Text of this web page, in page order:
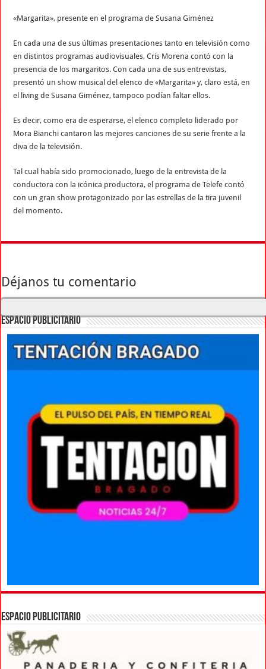
«Margarita», presente en el programa de Susana Giménez
En cada una de sus últimas presentaciones tanto en televisión como
en distintos programas audiovisuales, Cris Morena contó con la
presencia de los margaritos. Con cada una de sus entrevistas,
presentó un show musical del elenco de «Margarita» y, claro está, en
el living de Susana Giménez, tampoco podían faltar ellos.
Es decir, como era de esperarse, el elenco completo liderado por
Mora Bianchi cantaron las mejores canciones de su serie frente a la
diva de la televisión.
Tal cual había sido promocionado, luego de la entrevista de la
conductora con la icónica productora, el programa de Telefe contó
con un gran show protagonizado por las estrellas de la tira juvenil
del momento.
Déjanos tu comentario
ESPACIO PUBLICITARIO
ESPACIO PUBLICITARIO